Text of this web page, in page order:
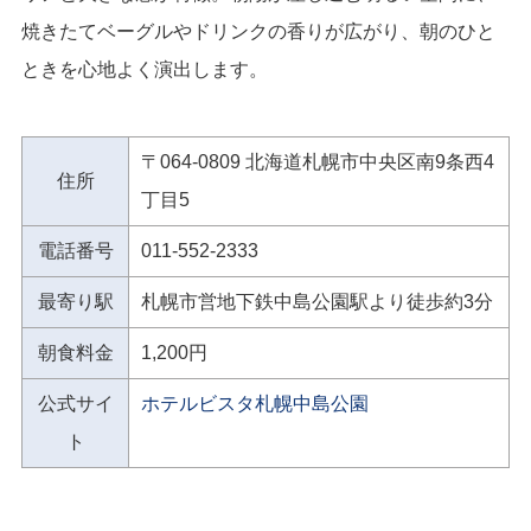
焼きたてベーグルやドリンクの香りが広がり、朝のひと
ときを心地よく演出します。
住所
〒064-0809 北海道札幌市中央区南9条西4
丁目5
電話番号 011-552-2333
最寄り駅 札幌市営地下鉄中島公園駅より徒歩約3分
朝食料金 1,200円
公式サイ
ト
ホテルビスタ札幌中島公園